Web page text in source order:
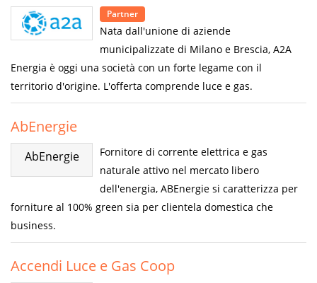
Partner
Nata dall'unione di aziende
municipalizzate di Milano e Brescia, A2A
Energia è oggi una società con un forte legame con il
territorio d'origine. L'offerta comprende luce e gas.
AbEnergie
AbEnergie
Fornitore di corrente elettrica e gas
naturale attivo nel mercato libero
dell'energia, ABEnergie si caratterizza per
forniture al 100% green sia per clientela domestica che
business.
Accendi Luce e Gas Coop